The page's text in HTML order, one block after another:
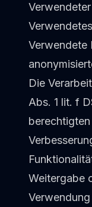
Verwendete
Die
Abs. 1 lit. f
Weitergabe